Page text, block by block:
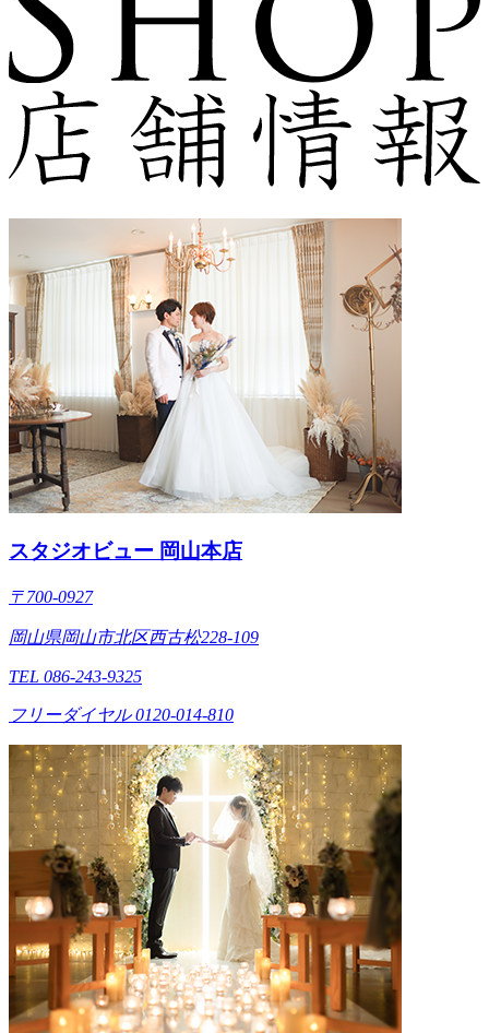
スタジオビュー 岡山本店
〒700-0927
岡山県岡山市北区西古松228-109
TEL 086-243-9325
フリーダイヤル 0120-014-810